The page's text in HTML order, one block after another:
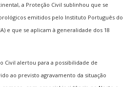
a Proteção Civil sublinhou que se
emitidos pelo Instituto Português do
e que se aplicam à generalidade dos 18
Civil alertou para a possibilidade de
ao previsto agravamento da situação